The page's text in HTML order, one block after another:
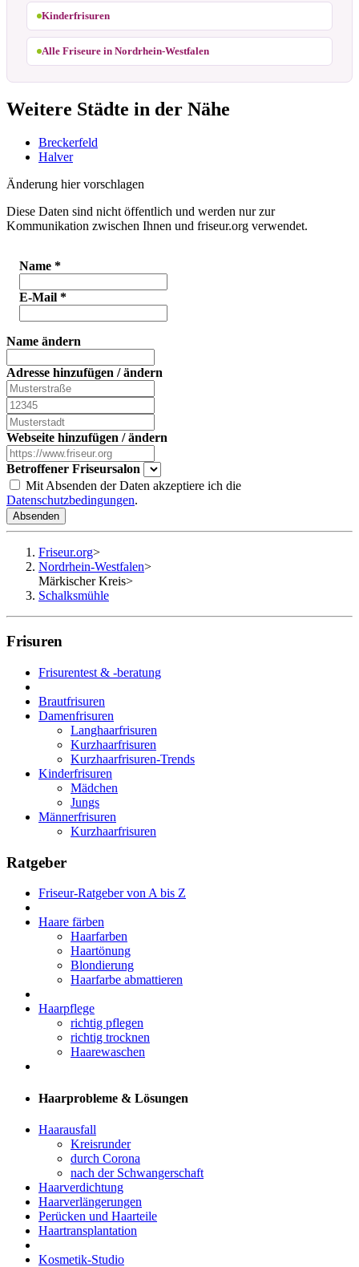
Kinderfrisuren
Alle Friseure in Nordrhein-Westfalen
Weitere Städte in der Nähe
Breckerfeld
Halver
Änderung hier vorschlagen
Diese Daten sind nicht öffentlich und werden nur zur
Kommunikation zwischen Ihnen und friseur.org verwendet.
Name *
E-Mail *
Name ändern
Adresse hinzufügen / ändern
Webseite hinzufügen / ändern
Betroffener Friseursalon
Mit Absenden der Daten akzeptiere ich die
Datenschutzbedingungen.
Absenden
Friseur.org>
Nordrhein-Westfalen>
Märkischer Kreis>
Schalksmühle
Frisuren
Frisurentest & -beratung
Brautfrisuren
Damenfrisuren
Langhaarfrisuren
Kurzhaarfrisuren
Kurzhaarfrisuren-Trends
Kinderfrisuren
Mädchen
Jungs
Männerfrisuren
Kurzhaarfrisuren
Ratgeber
Friseur-Ratgeber von A bis Z
Haare färben
Haarfarben
Haartönung
Blondierung
Haarfarbe abmattieren
Haarpflege
richtig pflegen
richtig trocknen
Haarewaschen
Haarprobleme & Lösungen
Haarausfall
Kreisrunder
durch Corona
nach der Schwangerschaft
Haarverdichtung
Haarverlängerungen
Perücken und Haarteile
Haartransplantation
Kosmetik-Studio